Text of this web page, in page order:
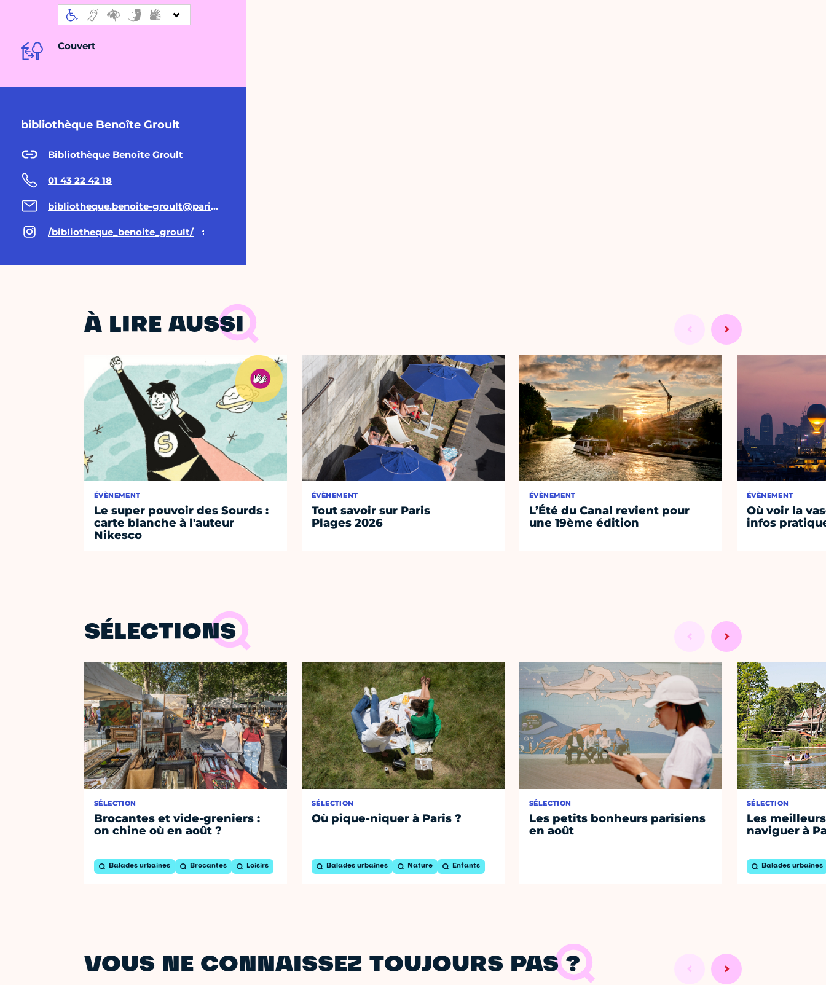
Couvert
bibliothèque Benoîte Groult
Bibliothèque Benoîte Groult
01 43 22 42 18
bibliotheque.benoite-groult@paris.fr
/bibliotheque_benoite_groult/
À LIRE AUSSI
ÉVÈNEMENT
Le super pouvoir des Sourds :
carte blanche à l'auteur
Nikesco
ÉVÈNEMENT
Tout savoir sur Paris
Plages 2026
ÉVÈNEMENT
L’Été du Canal revient pour
une 19ème édition
ÉVÈNEMENT
Où voir la
infos
SÉLECTIONS
SÉLECTION
Brocantes et vide-greniers :
on chine où en août ?
Balades urbaines Brocantes Loisirs
SÉLECTION
Où pique-niquer à Paris ?
Balades urbaines Nature Enfants
SÉLECTION
Les petits bonheurs parisiens
en août
SÉLECTION
Les
naviguer à
Balades urbaines
VOUS NE CONNAISSEZ TOUJOURS PAS ?